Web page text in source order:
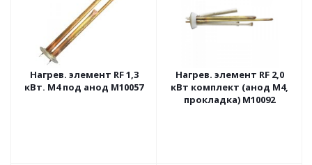
Нагрев. элемент RF 1,3
кВт. М4 под анод М10057
Нагрев. элемент RF 2,0
кВт комплект (анод М4,
прокладка) М10092